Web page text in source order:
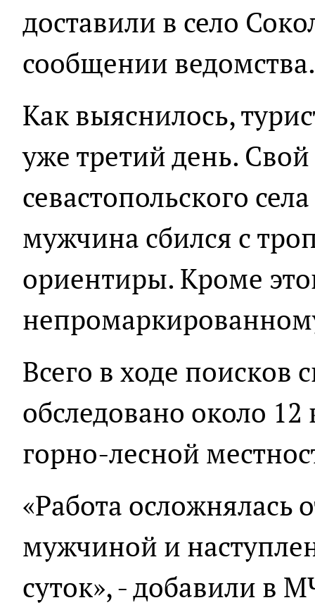
доставили в село
сообщении ведомства.
Как выяснилось,
уже третий день.
севастопольского
мужчина сбился с
ориентиры. Кроме
Всего в ходе поисков
обследовано около
горно-лесной
«Работа осложнялась
мужчиной и
суток», - добавили в